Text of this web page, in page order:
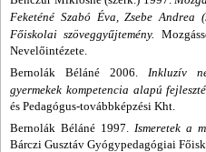
Feketéné Szabó Éva, Zsebe
Főiskolai szöveggyűjtemény.
Nevelőintézete.
Bernolák Béláné 2006. Inkluzív
gyermekek kompetencia alapú
és Pedagógus-továbbképzési Kht.
Bernolák Béláné 1997. Ismeretek a
Bárczi Gusztáv Gyógypedagógiai